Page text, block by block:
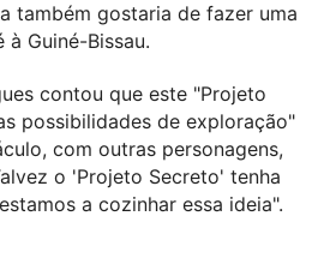
também gostaria de fazer uma
Guiné-Bissau.
contou que este "Projeto
possibilidades de exploração"
com outras personagens,
o 'Projeto Secreto' tenha
a cozinhar essa ideia".